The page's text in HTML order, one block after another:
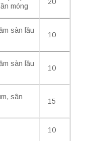
móng
sàn lầu
10
sàn lầu
10
sân
15
10